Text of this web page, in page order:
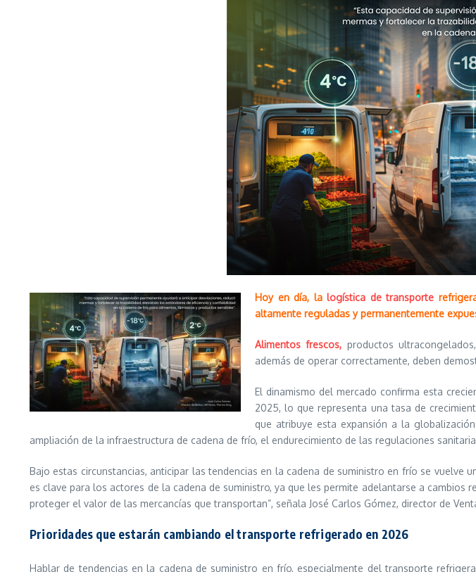
Hoy en día, lalogística de transporte
altamente reguladas y permanentemente
Alimentos frescos, productos
además de operar correctamente, deben
El dinamismo del mercado confirma esta
2025, lo que representa una tasa de
que atribuye esta expansión a la
ampliación de la infraestructura de cadena de frío, el endurecimiento de las regulaciones
Bajo estas circunstancias, anticipar las tendencias en la cadena de suministro en frío se
es clave para los actores de la cadena de suministro, ya que les permite adelantarse a
proteger el valor de las mercancías que transportan”, señala José Carlos Gómez, director de
Prioridades que estarán cambiando el transporte refrigerado en 2026
Hablar de tendencias en la cadena de suministro en frío, especialmente del transporte